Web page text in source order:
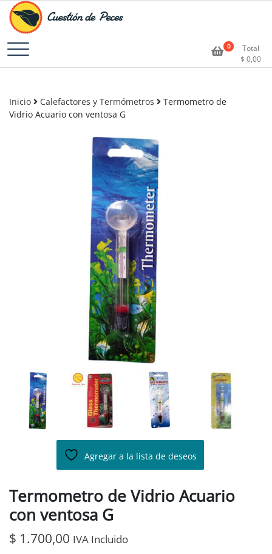
Cuestión de Peces –
Aquarium Supplies
Accesorios e Insumos Para Acuarismo 0
Total
$ 0,00
Inicio Calefactores y Termómetros
Termometro de
Vidrio Acuario con ventosa G
Agregar a la lista de deseos
Termometro de Vidrio Acuario
con ventosa G
$ 1.700,00 IVA Incluido